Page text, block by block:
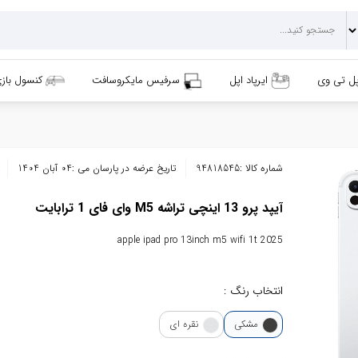
تی وی ایرپاد اپل سرفیس مایکروسافت کنسول
شماره کالا :94818545 تاریخ عرضه در پارسان می :04 آبان 1404
آیپد پرو 13 اینچی تراشه M5 وای فای 1 ترابایت
apple ipad pro 13inch m5 wifi 1t 2025
انتخاب رنگ :
مشکی نقره ای